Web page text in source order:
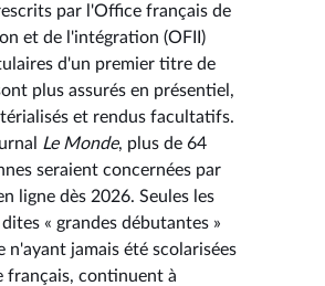
par l'Office français de
et de l'intégration (OFII)
d'un premier titre de
plus assurés en présentiel,
et rendus facultatifs.
Le Monde, plus de 64
seraient concernées par
ligne dès 2026. Seules les
« grandes débutantes »
n'ayant jamais été scolarisées
français, continuent à